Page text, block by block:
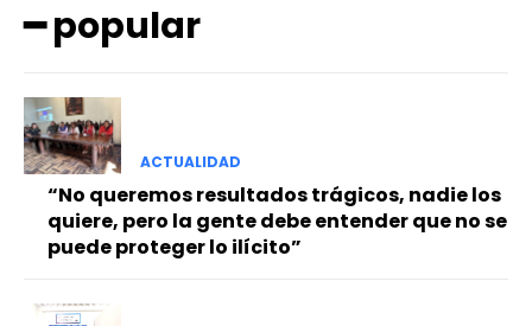
━ Planes
━ popular
ACTUALIDAD
“No queremos resultados trágicos, nadie los
quiere, pero la gente debe entender que no se
puede proteger lo ilícito”